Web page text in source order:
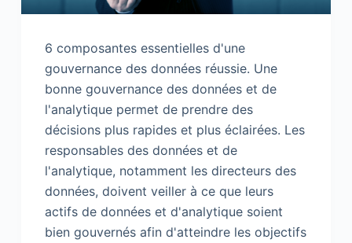
6 composantes essentielles d'une
gouvernance des données réussie. Une
bonne gouvernance des données et de
l'analytique permet de prendre des
décisions plus rapides et plus éclairées. Les
responsables des données et de
l'analytique, notamment les directeurs des
données, doivent veiller à ce que leurs
actifs de données et d'analytique soient
bien gouvernés afin d'atteindre les objectifs